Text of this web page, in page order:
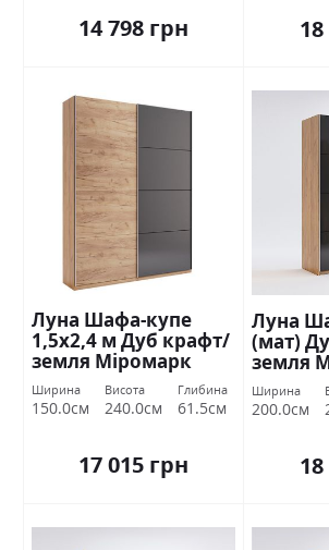
14 798 грн
Луна Шафа-купе
1,5х2,4 м Дуб крафт/
земля Міромарк
Ширина
150.0см
Висота
240.0см
Глибина
61.5см
17 015 грн
Луна
(мат)
земля
Ширина
200.0см